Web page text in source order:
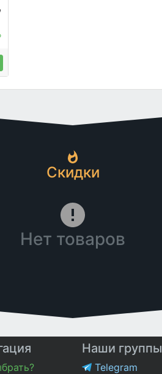
Скидки
Нет товаров
Наши группы
Telegram